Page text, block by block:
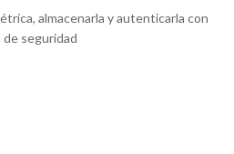
almacenarla y autenticarla con
seguridad